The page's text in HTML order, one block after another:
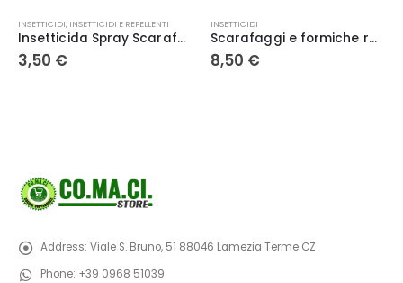
INSETTICIDI, INSETTICIDI E REPELLENTI
Insetticida Spray Scarafaggi e Formiche ml 300 Benga
3,50 €
INSETTICIDI
Scarafaggi e formiche rapido in polvere 250g – Baygon
8,50 €
Address: Viale S. Bruno, 51 88046 Lamezia Terme CZ
Phone: +39 0968 51039